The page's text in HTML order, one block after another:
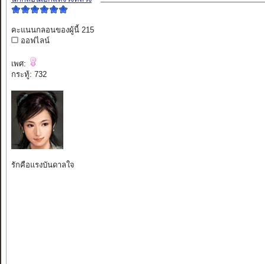
คะแนนกลอนของผู้นี้ 215
ออฟไลน์
เพศ:
กระทู้: 732
รักคือแรงบันดาลใจ